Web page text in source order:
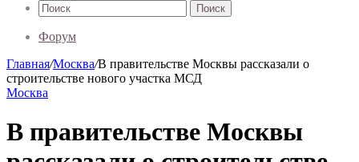
Поиск
Форум
Главная/Москва/В правительстве Москвы рассказали о
строительстве нового участка МСД
Москва
В правительстве Москвы